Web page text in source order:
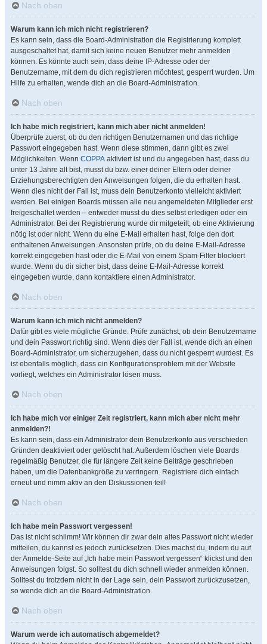
Nach oben
Warum kann ich mich nicht registrieren?
Es kann sein, dass die Board-Administration die Registrierung komplett
ausgeschaltet hat, damit sich keine neuen Benutzer mehr anmelden
können. Es könnte auch sein, dass deine IP-Adresse oder der
Benutzername, mit dem du dich registrieren möchtest, gesperrt wurden. Um
Hilfe zu erhalten, wende dich an die Board-Administration.
Nach oben
Ich habe mich registriert, kann mich aber nicht anmelden!
Überprüfe zuerst, ob du den richtigen Benutzernamen und das richtige
Passwort eingegeben hast. Wenn diese stimmen, dann gibt es zwei
Möglichkeiten. Wenn COPPA aktiviert ist und du angegeben hast, dass du
unter 13 Jahre alt bist, musst du bzw. einer deiner Eltern oder deiner
Erziehungsberechtigten den Anweisungen folgen, die du erhalten hast.
Wenn dies nicht der Fall ist, muss dein Benutzerkonto vielleicht aktiviert
werden. Bei einigen Boards müssen alle neu angemeldeten Mitglieder erst
freigeschaltet werden – entweder musst du dies selbst erledigen oder ein
Administrator. Bei der Registrierung wurde dir mitgeteilt, ob eine Aktivierung
nötig ist oder nicht. Wenn du eine E-Mail erhalten hast, folge den dort
enthaltenen Anweisungen. Ansonsten prüfe, ob du deine E-Mail-Adresse
korrekt eingegeben hast oder die E-Mail von einem Spam-Filter blockiert
wurde. Wenn du dir sicher bist, dass deine E-Mail-Adresse korrekt
eingegeben wurde, dann kontaktiere einen Administrator.
Nach oben
Warum kann ich mich nicht anmelden?
Dafür gibt es viele mögliche Gründe. Prüfe zunächst, ob dein Benutzername
und dein Passwort richtig sind. Wenn dies der Fall ist, wende dich an einen
Board-Administrator, um sicherzugehen, dass du nicht gesperrt wurdest. Es
ist ebenfalls möglich, dass ein Konfigurationsproblem mit der Website
vorliegt, welches ein Administrator lösen muss.
Nach oben
Ich habe mich vor einiger Zeit registriert, kann mich aber nicht mehr
anmelden?!
Es kann sein, dass ein Administrator dein Benutzerkonto aus verschieden
Gründen deaktiviert oder gelöscht hat. Außerdem löschen viele Boards
regelmäßig Benutzer, die für längere Zeit keine Beiträge geschrieben
haben, um die Datenbankgröße zu verringern. Registriere dich einfach
erneut und nimm aktiv an den Diskussionen teil!
Nach oben
Ich habe mein Passwort vergessen!
Das ist nicht schlimm! Wir können dir zwar dein altes Passwort nicht wieder
mitteilen, du kannst es jedoch zurücksetzen. Dies machst du, indem du auf
der Anmelde-Seite auf „Ich habe mein Passwort vergessen“ klickst und den
Anweisungen folgst. So solltest du dich schnell wieder anmelden können.
Solltest du trotzdem nicht in der Lage sein, dein Passwort zurückzusetzen,
so wende dich an die Board-Administration.
Nach oben
Warum werde ich automatisch abgemeldet?